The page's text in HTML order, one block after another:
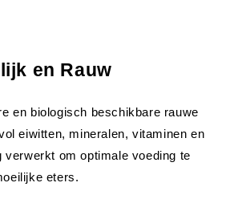
en Rauw
en biologisch beschikbare rauwe
eiwitten, mineralen, vitaminen en
om optimale voeding te
eters.